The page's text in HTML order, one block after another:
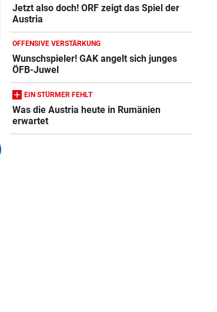
Jetzt also doch! ORF zeigt das Spiel der
Austria
OFFENSIVE VERSTÄRKUNG
Wunschspieler! GAK angelt sich junges
ÖFB-Juwel
EIN STÜRMER FEHLT
Was die Austria heute in Rumänien
erwartet